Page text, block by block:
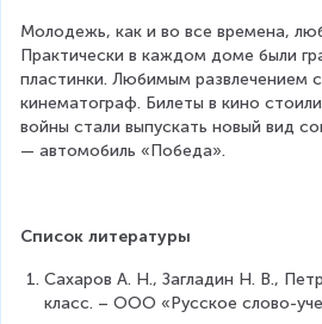
Молодежь, как и во все времена,
Практически в каждом доме были
пластинки. Любимым развлечением
кинематограф. Билеты в кино
войны стали выпускать новый вид
— автомобиль «Победа».
Список литературы
Сахаров А. Н., Загладин Н. В.,
класс. – ООО «Русское слово-